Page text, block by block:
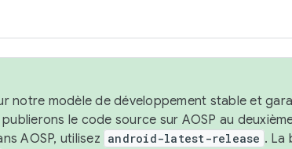
notre modèle de développement stable et
le code source sur AOSP au
AOSP, utilisez android-latest-release . La